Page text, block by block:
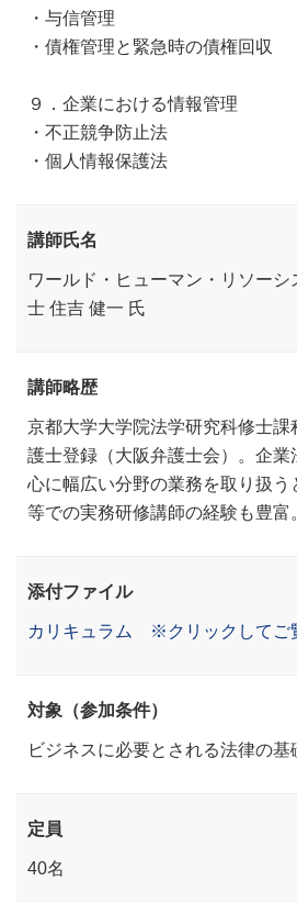
・与信管理
・債権管理と緊急時の債権回収
９．企業における情報管理
・不正競争防止法
・個人情報保護法
講師氏名
ワールド・ヒューマン・リソー
士 住吉 健一 氏
講師略歴
京都大学大学院法学研究科修士課
護士登録（大阪弁護士会）。企業
心に幅広い分野の業務を取り扱う
等での実務研修講師の経験も豊富
添付ファイル
カリキュラム ※クリックしてご
対象（参加条件）
ビジネスに必要とされる法律の基
定員
40名